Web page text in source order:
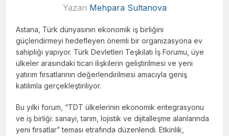
Yazan Mehpara Sultanova
Astana , Türk dünyasının ekonomik iş birliğini
güçlendirmeyi hedefleyen önemli bir organizasyona ev
sahipliği yapıyor. Türk Devletleri Teşkilatı İş Forumu, üye
ülkeler arasındaki ticari ilişkilerin geliştirilmesi ve yeni
yatırım fırsatlarının değerlendirilmesi amacıyla geniş
katılımla gerçekleştiriliyor.
Bu yılki forum, “TDT ülkelerinin ekonomik entegrasyonu
ve iş birliği: sanayi, tarım, lojistik ve dijitalleşme alanlarında
yeni fırsatlar” teması etrafında düzenlendi. Etkinlik,